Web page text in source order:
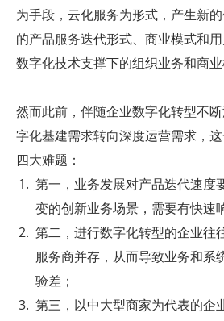
为手段，云化服务为形式，产生新
的产品服务迭代形式、商业模式和
数字化技术支撑下的组织业务和商业
然而此前，伴随企业数字化转型不
字化基建需求转向深度运营需求，
四大难题：
第一，业务发展对产品迭代速度
变的创新业务场景，需要有快速
第二，进行数字化转型的企业往
服务商并存，从而导致业务和系
验差；
第三，以中大型商家为代表的企